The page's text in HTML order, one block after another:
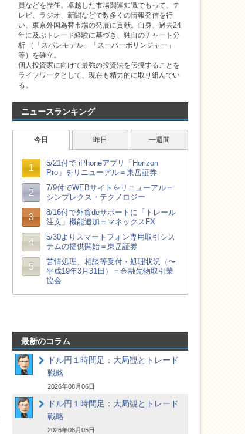
員などを歴任。卓越した市場関連知識でもって、テ
レビ、ラジオ、新聞などで数多くの情報発信を行
い、東京外国為替市場の発展に貢献。自身、過去24
年に及ぶトレード経験に基づき、独自のチャート分
析 （「スパンモデル」「スーパーボリンジャー」
等）を確立。
個人投資家に向けて最強の投資法を伝授することを
ライフワークとして、現在も精力的に取り組んでい
る。
ニュースランキング
最新のコラム
ドル円１時間足：大局観とトレード
戦略
2026年08月06日
ドル円１時間足：大局観とトレード
戦略
2026年08月05日